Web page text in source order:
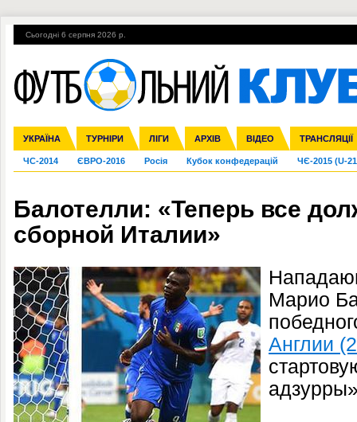
Сьогодні 6 серпня 2026 р.
УКРАЇНА ТУРНІРИ ЛІГИ АРХІВ ВІДЕО ТРАНСЛЯЦІЇ
Збірна Прем'єр-ліга Перша ліга Друга ліга Кубок України
Ліга чемпіонів Ліга Європи Міжнародні Ліга націй Ліга
Англія Іспанія Італія Німеччина Франція Інші
ЧС-2014 ЄВРО-2016 Росія Кубок конфедерацій ЧЄ-2015 (U-
Гарячі теми УПЛ, 1-й тур ВІЙНА УПЛ-ПЕРЕХОДИ
Балотелли: «Теперь все
сборной Италии»
Марио
Англии